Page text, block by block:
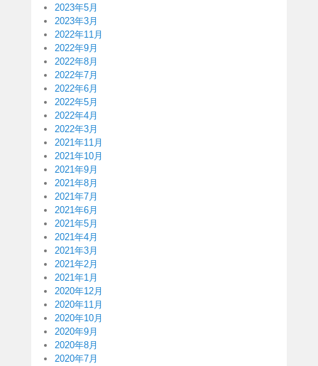
2023年5月
2023年3月
2022年11月
2022年9月
2022年8月
2022年7月
2022年6月
2022年5月
2022年4月
2022年3月
2021年11月
2021年10月
2021年9月
2021年8月
2021年7月
2021年6月
2021年5月
2021年4月
2021年3月
2021年2月
2021年1月
2020年12月
2020年11月
2020年10月
2020年9月
2020年8月
2020年7月